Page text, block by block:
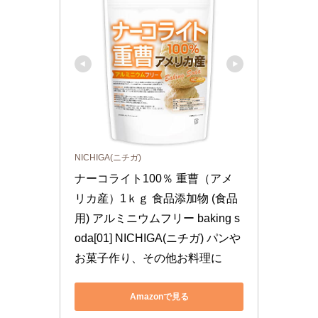
NICHIGA(ニチガ)
ナーコライト100％ 重曹（アメ
リカ産）1ｋｇ 食品添加物 (食品
用) アルミニウムフリー baking s
oda[01] NICHIGA(ニチガ) パンや
お菓子作り、その他お料理に
Amazonで見る